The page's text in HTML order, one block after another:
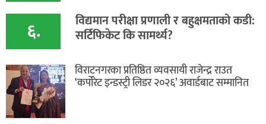
६. विद्यमान परीक्षा प्रणाली र बहुक्षमताको कडी:
सर्टिफिकेट कि सामर्थ्य?
विराटनगरका प्रतिष्ठित व्यवसायी राजेन्द्र राउत
‘कर्पोरेट इन्डस्ट्री लिडर २०२६’ अवार्डबाट सम्मानित